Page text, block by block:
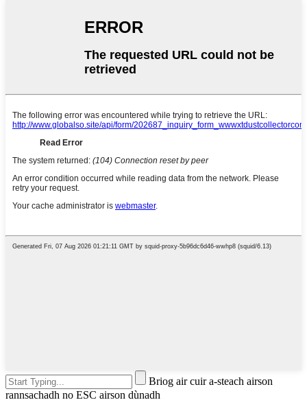
Briog air cuir a-steach airson
rannsachadh no ESC airson dùnadh